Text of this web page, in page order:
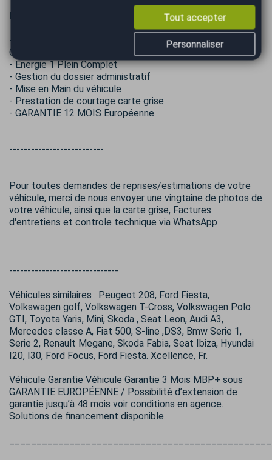
Pack EASY PREMIUM à partir de 1399 € TTC* :
- Nettoyage Prestige (LUSTRAGE COMPLET
CARROSSERIE)
- Energie 1 Plein Complet
- Gestion du dossier administratif
- Mise en Main du véhicule
- Prestation de courtage carte grise
- GARANTIE 12 MOIS Européenne
--------------------------
Pour toutes demandes de reprises/estimations de votre
véhicule, merci de nous envoyer une vingtaine de photos de
votre véhicule, ainsi que la carte grise, Factures
d'entretiens et controle technique via WhatsApp
------------------------------
Véhicules similaires : Peugeot 208, Ford Fiesta,
Volkswagen golf, Volkswagen T-Cross, Volkswagen Polo
GTI, Toyota Yaris, Mini, Skoda , Seat Leon, Audi A3,
Mercedes classe A, Fiat 500, S-line ,DS3, Bmw Serie 1,
Serie 2, Renault Megane, Skoda Fabia, Seat Ibiza, Hyundai
I20, I30, Ford Focus, Ford Fiesta. Xcellence, Fr.
Véhicule Garantie Véhicule Garantie 3 Mois MBP+ sous
GARANTIE EUROPÉENNE / Possibilité d’extension de
garantie jusqu’à 48 mois voir conditions en agence.
Solutions de financement disponible.
Tout accepter
Personnaliser